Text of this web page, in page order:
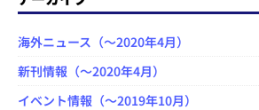
海外ニュース（～2020年4月）
新刊情報（～2020年4月）
イベント情報（～2019年10月）